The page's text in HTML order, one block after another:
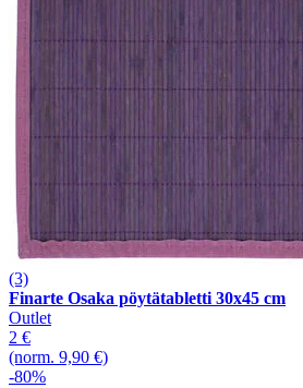
(3)
Finarte Osaka pöytätabletti 30x45 cm
Outlet
2 €
(norm. 9,90 €)
-80%